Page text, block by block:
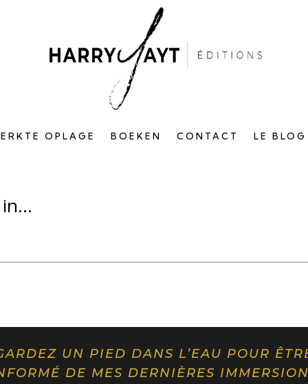
OPLAGE BOEKEN CONTACT LE BLOG
in…
UN PIED DANS L’EAU POUR
DE MES DERNIÈRES